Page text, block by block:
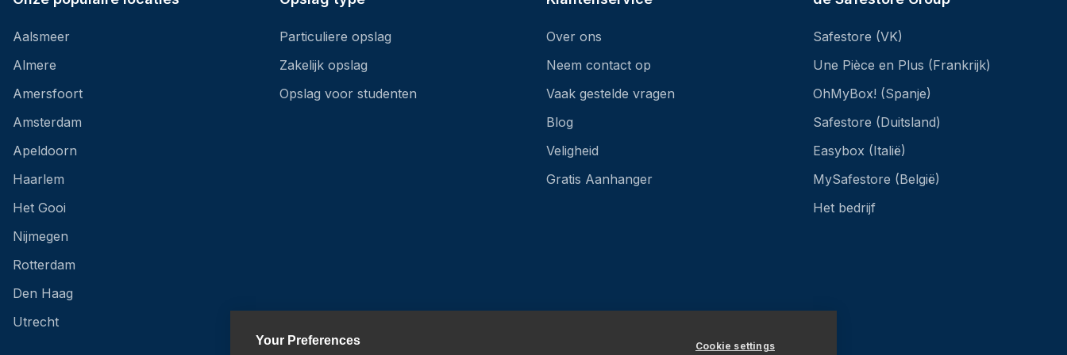
Your Preferences Cookie settings
Aalsmeer
Almere
Amersfoort
Amsterdam
Apeldoorn
Haarlem
Het Gooi
Nijmegen
Rotterdam
Den Haag
Utrecht
Particuliere opslag
Zakelijk opslag
Opslag voor studenten
Over ons
Neem contact op
Vaak gestelde vragen
Blog
Veligheid
Gratis Aanhanger
Safestore (VK)
Une Pièce en Plus (Frankrijk)
OhMyBox! (Spanje)
Safestore (Duitsland)
Easybox (Italië)
MySafestore (België)
Het bedrijf